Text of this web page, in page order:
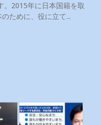
。2015年に日本国籍を取
ために、役に立て...